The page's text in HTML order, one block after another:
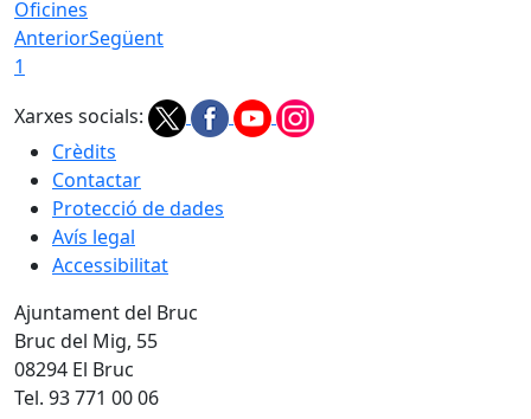
Oficines
AnteriorSegüent
1
Xarxes socials:
Crèdits
Contactar
Protecció de dades
Avís legal
Accessibilitat
Ajuntament del Bruc
Bruc del Mig, 55
08294 El Bruc
Tel. 93 771 00 06